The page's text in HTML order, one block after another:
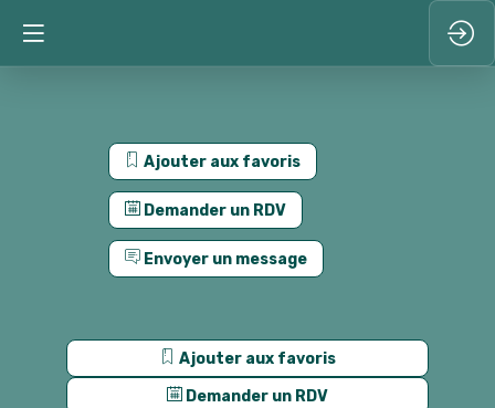
Ajouter aux favoris
Demander un RDV
Envoyer un message
Ajouter aux favoris
Demander un RDV